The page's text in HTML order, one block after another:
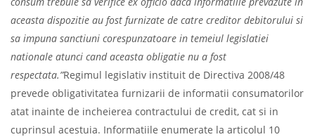
aceasta dispozitie au fost furnizate de catre creditor debitorului si
sa impuna sanctiuni corespunzatoare in temeiul legislatiei
nationale atunci cand aceasta obligatie nu a fost
respectata.”Regimul legislativ instituit de Directiva 2008/48
prevede obligativitatea furnizarii de informatii consumatorilor
atat inainte de incheierea contractului de credit, cat si in
cuprinsul acestuia. Informatiile enumerate la articolul 10